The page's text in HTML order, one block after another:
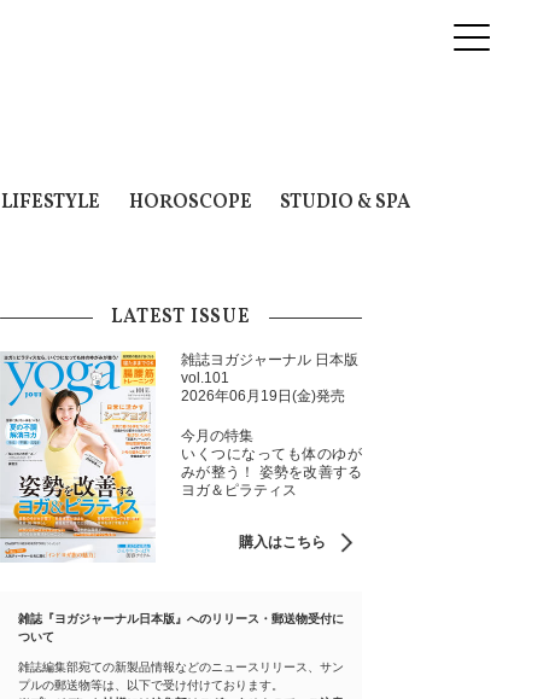
LIFESTYLE HOROSCOPE STUDIO & SPA
LATEST ISSUE
雑誌ヨガジャーナル 日本版
vol.101
2026年06月19日(金)発売
今月の特集
いくつになっても体のゆが
みが整う！ 姿勢を改善する
ヨガ＆ピラティス
購入はこちら
雑誌『ヨガジャーナル日本版』へのリリース・郵送物受付に
ついて
雑誌編集部宛ての新製品情報などのニュースリリース、サン
プルの郵送物等は、以下で受け付けております。